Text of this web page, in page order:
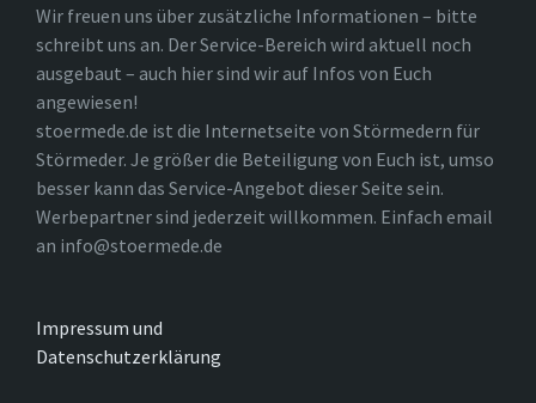
Wir freuen uns über zusätzliche Informationen – bitte
schreibt uns an. Der Service-Bereich wird aktuell noch
ausgebaut – auch hier sind wir auf Infos von Euch
angewiesen!
stoermede.de ist die Internetseite von Störmedern für
Störmeder. Je größer die Beteiligung von Euch ist, umso
besser kann das Service-Angebot dieser Seite sein.
Werbepartner sind jederzeit willkommen. Einfach email
an info@stoermede.de
Impressum und
Datenschutzerklärung